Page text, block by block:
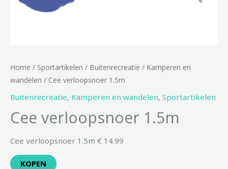
Home / Sportartikelen / Buitenrecreatie / Kamperen en
wandelen / Cee verloopsnoer 1.5m
Buitenrecreatie, Kamperen en wandelen, Sportartikelen
Cee verloopsnoer 1.5m
Cee verloopsnoer 1.5m € 14.99
KOPEN